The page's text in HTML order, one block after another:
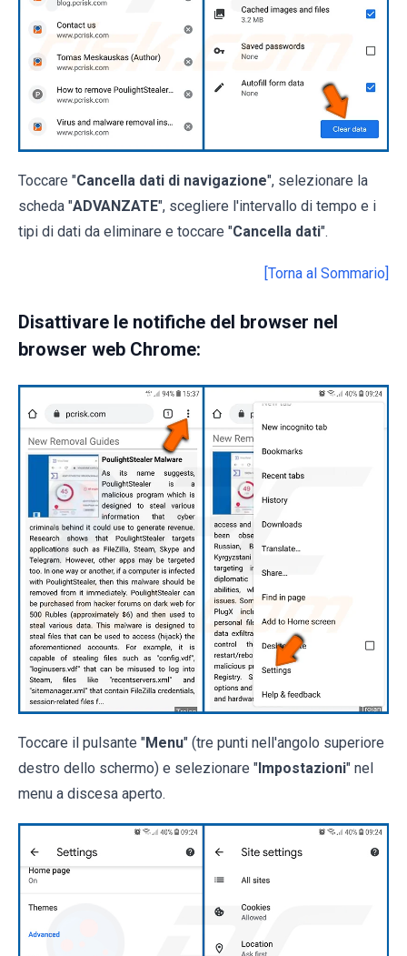
Toccare "Cancella dati di navigazione", selezionare la
scheda "ADVANZATE", scegliere l'intervallo di tempo e i
tipi di dati da eliminare e toccare "Cancella dati".
[Torna al Sommario]
Disattivare le notifiche del browser nel
browser web Chrome:
Toccare il pulsante "Menu" (tre punti nell'angolo superiore
destro dello schermo) e selezionare "Impostazioni" nel
menu a discesa aperto.